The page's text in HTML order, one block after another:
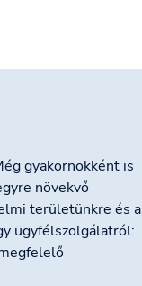
gyakornokként is
növekvő
területünkre és a
ügyfélszolgálatról: